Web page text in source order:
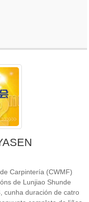
Carpintería (CWMF)
de Lunjiao Shunde
cunha duración de catro